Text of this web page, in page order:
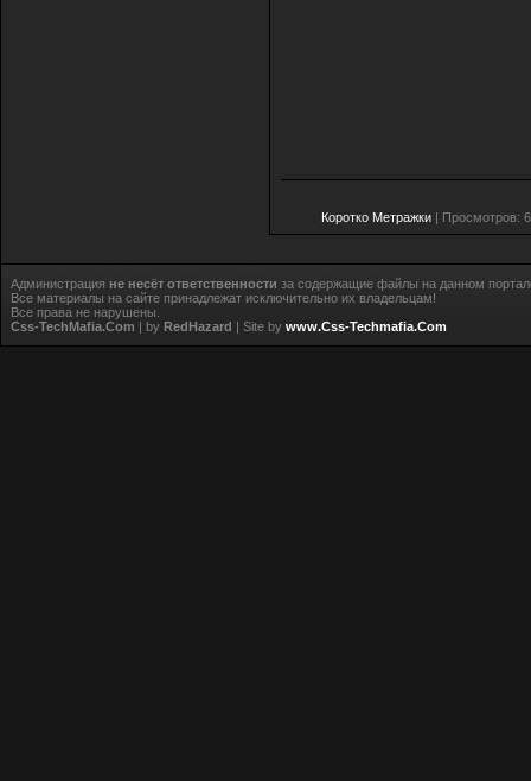
Коротко Метражки | Просмотров:
Администрация не несёт ответственности за содержащие файлы на данном
Все материалы на сайте принадлежат исключительно их владельцам!
Все права не нарушены.
Css-TechMafia.Com | by RedHazard | Site by www.Css-Techmafia.Com